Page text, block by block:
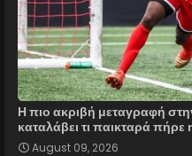
Η πιο ακριβή μεταγραφή
καταλάβει τι παικταρά πήρε
August 09, 2026